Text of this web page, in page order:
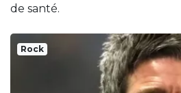
de santé.
Rock